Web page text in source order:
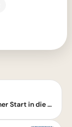
Schönen Montag Morgen - Frischer Start in die Woche mit Blumen